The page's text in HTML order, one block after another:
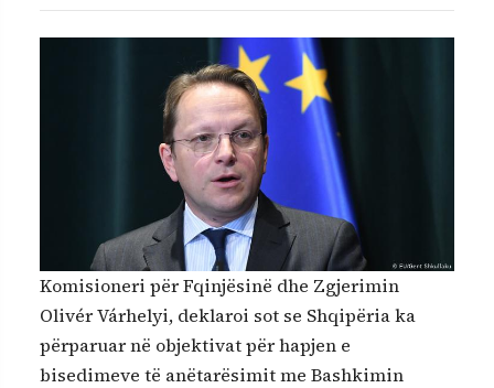
Komisioneri për Fqinjësinë dhe Zgjerimin
Olivér Várhelyi, deklaroi sot se Shqipëria ka
përparuar në objektivat për hapjen e
bisedimeve të anëtarësimit me Bashkimin